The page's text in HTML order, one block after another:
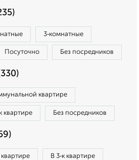
3‑комнатные
Посуточно Без посредников
квартире
квартире Без посредников
квартире В 3‑к квартире